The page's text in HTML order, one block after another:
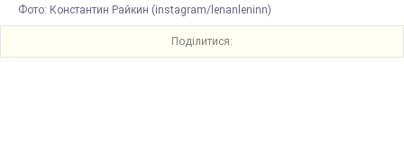
Фото: Константин Райкин (instagram/lenanleninn)
Поділитися: